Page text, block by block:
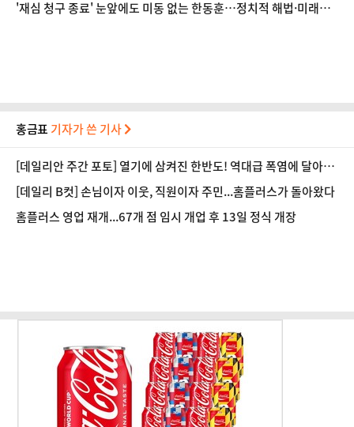
'재심 청구 종료' 눈앞에도 미동 없는 한동훈…정치적 해법·미래
홍금표 기자가 쓴 기사
[데일리안 주간 포토] 열기에 삼켜진 한반도! 역대급 폭염에 달아오
른 도심!
[데일리 B컷] 손님이자 이웃, 직원이자 주민...홈플러스가 돌아왔다
홈플러스 영업 재개...67개 점 임시 개업 후 13일 정식 개장